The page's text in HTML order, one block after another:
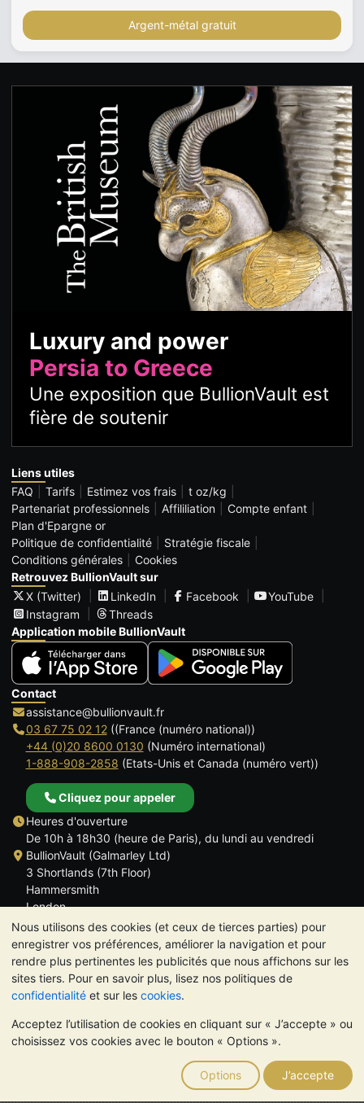
Nous utilisons des cookies (et ceux de tierces parties) pour
enregistrer vos préférences, améliorer la navigation et pour
rendre plus pertinentes les publicités que nous affichons sur les
sites tiers. Pour en savoir plus, lisez nos politiques de
confidentialité et sur les cookies.
Acceptez l’utilisation de cookies en cliquant sur « J’accepte » ou
choisissez vos cookies avec le bouton « Options ».
Options J’accepte
Argent-métal gratuit
Luxury and power
Persia to Greece
Une exposition que BullionVault est
fière de soutenir
Liens utiles
FAQ
Tarifs Estimez vos frais
t oz/kg
Partenariat professionnels
Affililiation
Compte enfant
Plan d'Epargne or
Politique de confidentialité
Stratégie fiscale
Conditions générales
Cookies
Retrouvez BullionVault sur
X (Twitter)
LinkedIn Facebook
YouTube
Instagram
Threads
Application mobile BullionVault
Contact
assistance@bullionvault.fr
03 67 75 02 12((France (numéro national))
+44 (0)20 8600 0130 (Numéro international)
1-888-908-2858 (Etats-Unis et Canada (numéro vert))
Cliquez pour appeler
Heures d'ouverture
De 10h à 18h30 (heure de Paris), du lundi au vendredi
BullionVault (Galmarley Ltd)
3 Shortlands (7th Floor)
Hammersmith
London
W6 8DA
ROYAUME UNI
TrustScore 4.6 | 534 avis
VEUILLEZ NOTER: La valeur des métaux précieux peut aussi
bien baisser qu'augmenter. Les tendances historiques ne
garantissent pas l'évolution future des cours. Rien sur les sites
Internet de BullionVault ou dans ses communications ne